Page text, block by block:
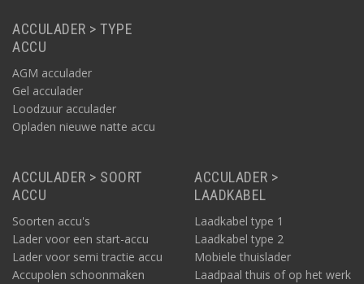
ACCULADER > TYPE
ACCU
AGM acculader
Gel acculader
Loodzuur acculader
Opladen nieuwe natte accu
ACCULADER > SOORT
ACCU
Soorten accu's
Lader voor een start-accu
Lader voor semi tractie accu
Accupolen schoonmaken
ACCULADER >
LAADKABEL
Laadkabel type 1
Laadkabel type 2
Mobiele thuislader
Laadpaal thuis of op het werk